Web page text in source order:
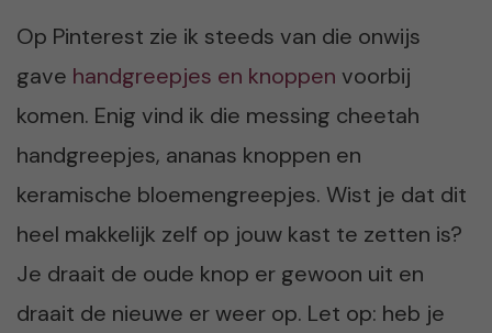
Op Pinterest zie ik steeds van die onwijs
gave handgreepjes en knoppen voorbij
komen. Enig vind ik die messing cheetah
handgreepjes, ananas knoppen en
keramische bloemengreepjes. Wist je dat dit
heel makkelijk zelf op jouw kast te zetten is?
Je draait de oude knop er gewoon uit en
draait de nieuwe er weer op. Let op: heb je